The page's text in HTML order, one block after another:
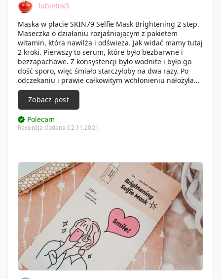
lubietox3
Maska w płacie SKIN79 Selfie Mask Brightening 2 step.
Maseczka o działaniu rozjaśniającym z pakietem
witamin, która nawilża i odświeża. Jak widać mamy tutaj
2 kroki. Pierwszy to serum, które było bezbarwne i
bezzapachowe. Z konsystencji było wodnite i było go
dość sporo, więc śmiało starczyłoby na dwa razy. Po
odczekaniu i prawie całkowitym wchłonieniu nałożyłam
płat. Był bezbarwny, bardzo ładnie dopasował się do
skóry, był wręcz dosłownie jak druga skóra. Struktura
maski była taka nieco galaretkowata, nie taka gładka jak
zwykle. Po 20min ją ściągłam i niestety po długim
czasie skóra mocno mi się lepiła i także szyja, co mnie
Duży plus za super płachtę i także działanie. Maskę
dostałam od@candysmile. 😘
Zobacz post
Polecam
Recenzja dodana 02.11.2021